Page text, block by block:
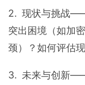
2. 现状与挑战
突出困境（如加
颈）？如何评估
3. 未来与创新